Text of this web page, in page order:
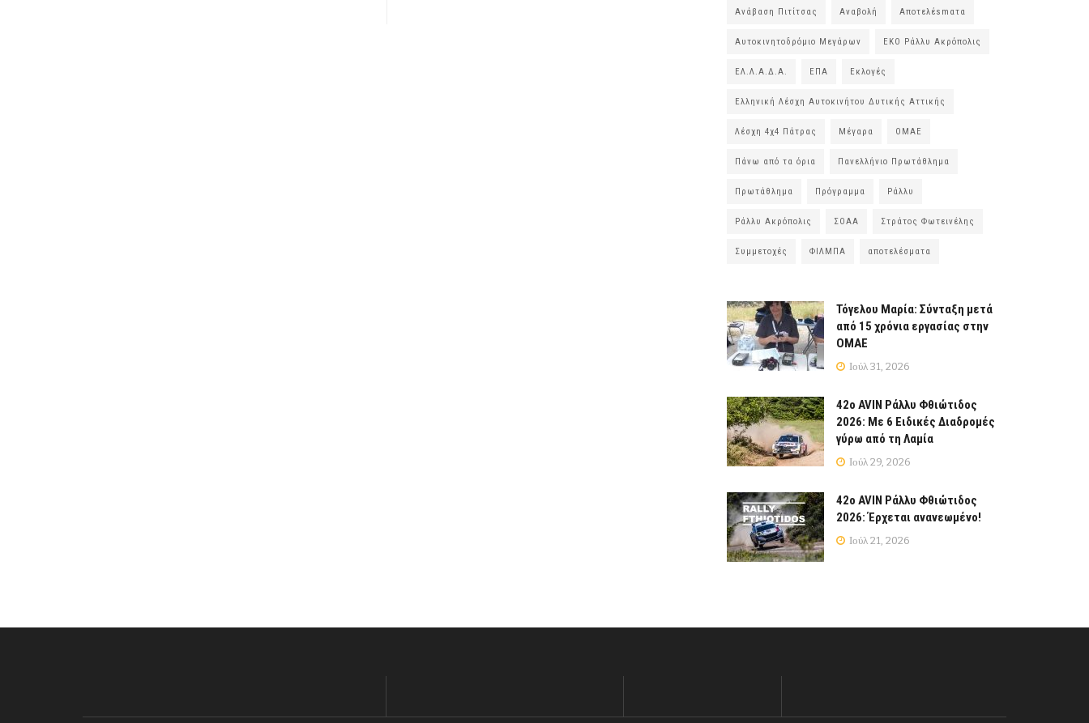
Ανάβαση Πιτίτσας Αναβολή Αποτελέsmατα
Αυτοκινητοδρόμιο Μεγάρων ΕΚΟ Ράλλυ Ακρόπολις
ΕΛ.Λ.Α.Δ.Α. ΕΠΑ Εκλογές
Ελληνική Λέσχη Αυτοκινήτου Δυτικής Αττικής
Λέσχη 4χ4 Πάτρας Μέγαρα ΟΜΑΕ
Πάνω από τα όρια Πανελλήνιο Πρωτάθλημα
Πρωτάθλημα Πρόγραμμα Ράλλυ
Ράλλυ Ακρόπολις ΣΟΑΑ Στράτος Φωτεινέλης
Συμμετοχές ΦΙΛΜΠΑ αποτελέσματα
Τόγελου Μαρία: Σύνταξη μετά
από 15 χρόνια εργασίας στην
ΟΜΑΕ
Ιούλ 31, 2026
42ο AVIN Ράλλυ Φθιώτιδος
2026: Με 6 Ειδικές Διαδρομές
γύρω από τη Λαμία
Ιούλ 29, 2026
42ο AVIN Ράλλυ Φθιώτιδος
2026: Έρχεται ανανεωμένο!
Ιούλ 21, 2026